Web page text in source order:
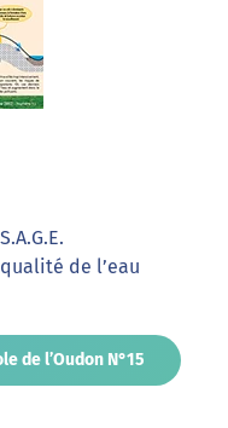
de l’eau
de l’Oudon N°15